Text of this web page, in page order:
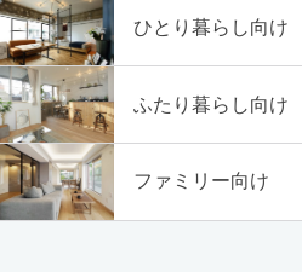
ひとり暮らし向け
ふたり暮らし向け
ファミリー向け